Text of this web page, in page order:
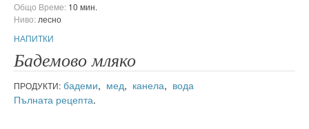
Общо Време: 10 мин.
Ниво: лесно
НАПИТКИ
Бадемово мляко
ПРОДУКТИ: бадеми, мед, канела, вода
Пълната рецепта.